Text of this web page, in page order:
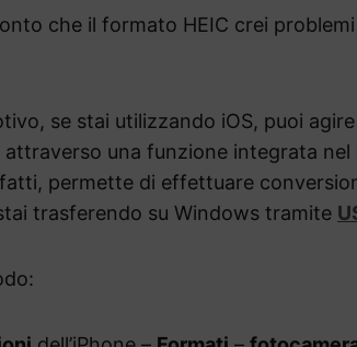
che il formato HEIC crei
se stai utilizzando iOS, puoi
attraverso una funzione integrata
permette di effettuare
trasferendo su Windows tramite